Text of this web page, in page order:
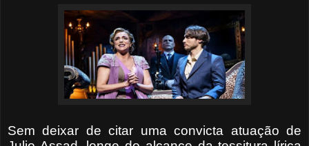
Sem deixar de citar uma convicta atuação de